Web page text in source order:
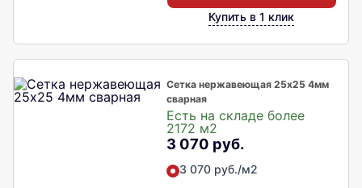
Купить в 1 клик
Сетка нержавеющая 25х25 4мм
сварная
Есть на складе более
2172 м2
3 070 руб.
3 070 руб./м2